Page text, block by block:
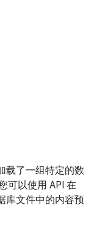
载了一组特定的数
可以使用 API 在
库文件中的内容预